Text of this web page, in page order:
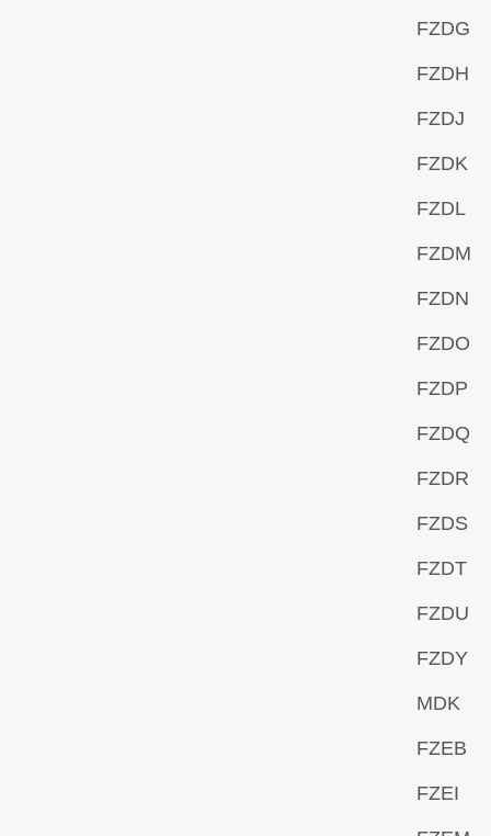
FZDG
FZDH
FZDJ
FZDK
FZDL
FZDM
FZDN
FZDO
FZDP
FZDQ
FZDR
FZDS
FZDT
FZDU
FZDY
MDK
FZEB
FZEI